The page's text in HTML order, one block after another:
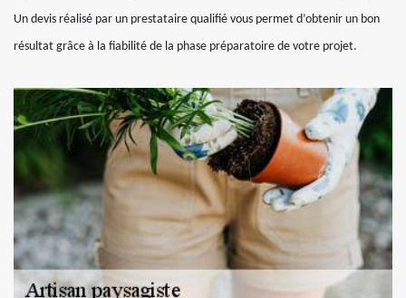
Un devis réalisé par un prestataire qualifié vous permet d’obtenir un bon
résultat grâce à la fiabilité de la phase préparatoire de votre projet.